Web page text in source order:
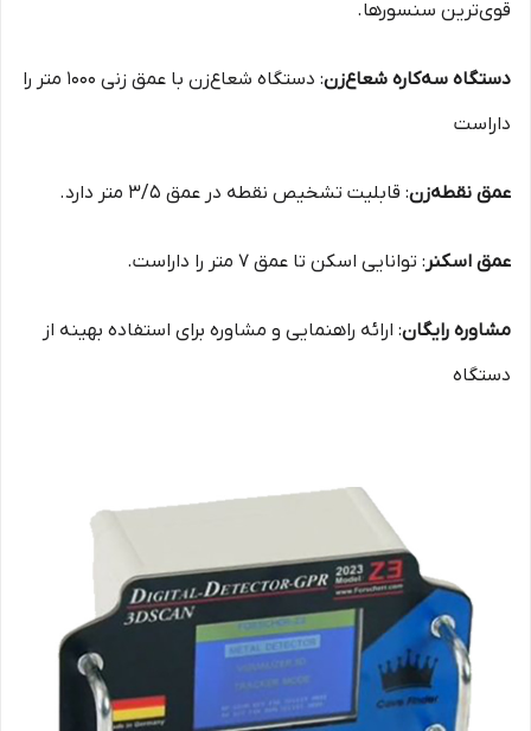
قوی‌ترین سنسورها.
دستگاه سه‌کاره شعاع‌زن
: دستگاه شعاع‌زن با عمق زنی 1000 متر را
داراست
عمق نقطه‌زن: قابلیت تشخیص نقطه در عمق 3/5 متر دارد.
عمق اسکنر : توانایی اسکن تا عمق 7 متر را داراست.
مشاوره رایگان: ارائه راهنمایی و مشاوره برای استفاده بهینه از
دستگاه